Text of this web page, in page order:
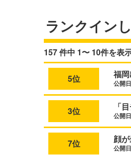
ランクイン
157 件中 1〜 10件を表
5位 福
公開
3位 「
公開
7位 顔
公開